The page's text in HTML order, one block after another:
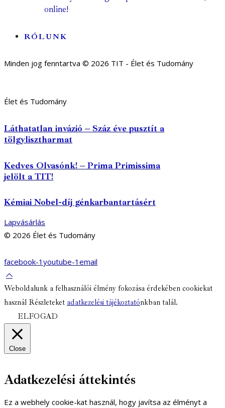
online!
RÓLUNK
Minden jog fenntartva © 2026 TIT - Élet és Tudomány
Élet és Tudomány
Láthatatlan invázió – Száz éve pusztít a
tölgylisztharmat
Kedves Olvasónk! – Prima Primissima
jelölt a TIT!
Kémiai Nobel-díj génkarbantartásért
Lapvásárlás
© 2026 Élet és Tudomány
facebook-1 youtube-1 email
Weboldalunk a felhasználói élmény fokozása érdekében cookiekat
használ Részleteket adatkezelési tájékoztatónkban talál.
ELFOGAD
Close
Adatkezelési áttekintés
Ez a webhely cookie-kat használ, hogy javítsa az élményt a